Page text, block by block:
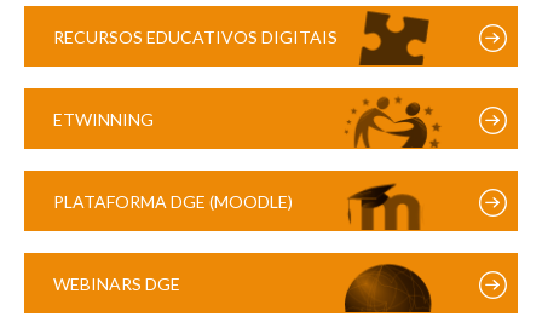
RECURSOS EDUCATIVOS DIGITAIS
ETWINNING
PLATAFORMA DGE (MOODLE)
WEBINARS DGE